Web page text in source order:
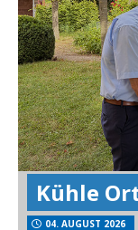
Kühle
04. AUGUST 2026